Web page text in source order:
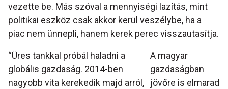
vezette be. Más szóval a mennyiségi lazítás, mint
politikai eszköz csak akkor kerül veszélybe, ha a
piac nem ünnepli, hanem kerek perec visszautasítja.
A magyar
gazdaságban
jövőre is elmarad
“Üres tankkal próbál haladni a
globális gazdaság. 2014-ben
nagyobb vita kerekedik majd arról,